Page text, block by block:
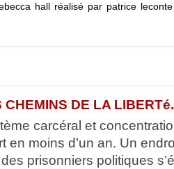
hall réalisé par patrice leconte
CHEMINS DE LA
carcéral et
en moins d’un an. Un
prisonniers politiques